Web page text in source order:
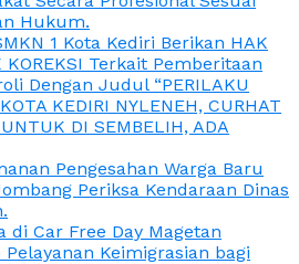
Hukum.
1 Kota Kediri Berikan HAK
KOREKSI Terkait Pemberitaan
Dengan Judul “PERILAKU
KEDIRI NYLENEH, CURHAT
DI SEMBELIH, ADA
Pengesahan Warga Baru
Periksa Kendaraan Dinas
di Car Free Day Magetan
Keimigrasian bagi